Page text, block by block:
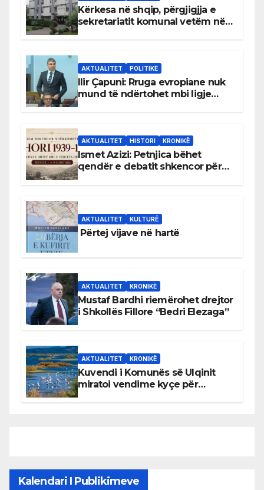
Kërkesa në shqip, përgjigjja e
sekretariatit komunal vetëm në
AKTUALITET POLITIKË
Ilir Çapuni: Rruga evropiane nuk
mund të ndërtohet mbi ligje
AKTUALITET HISTORI KRONIKË
Ismet Azizi: Petnjica bëhet
qendër e debatit shkencor për
AKTUALITET KULTURË
Përtej vijave në hartë
AKTUALITET KRONIKË
Mustaf Bardhi riemërohet drejtor
i Shkollës Fillore “Bedri Elezaga”
AKTUALITET KRONIKË
Kuvendi i Komunës së Ulqinit
miratoi vendime kyçe për
Kalendari I Publikimeve